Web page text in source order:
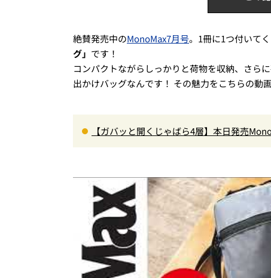
絶賛発売中のMonoMax7月号。1冊に1つ付いて
グ」 です！
コンパクトながらしっかりと荷物を収納、さら
出かけバッグなんです！ その魅力をこちらの動
【ガバッと開くじゃばら4層】本日発売